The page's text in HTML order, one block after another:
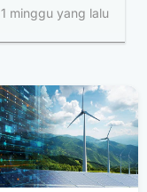
1 minggu yang lalu